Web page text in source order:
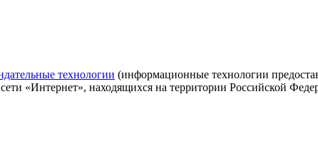
технологии (информационные технологии
«Интернет», находящихся на территории Российской